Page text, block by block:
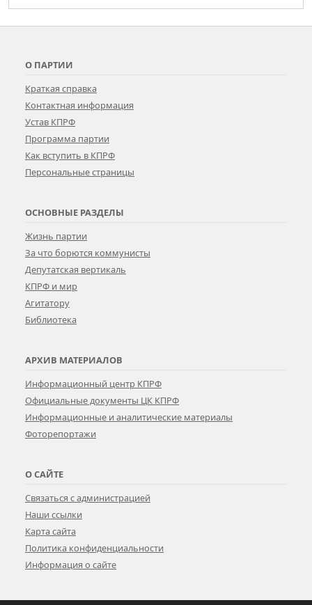
О ПАРТИИ
Краткая справка
Контактная информация
Устав КПРФ
Программа партии
Как вступить в КПРФ
Персональные страницы
ОСНОВНЫЕ РАЗДЕЛЫ
Жизнь партии
За что борются коммунисты
Депутатская вертикаль
КПРФ и мир
Агитатору
Библиотека
АРХИВ МАТЕРИАЛОВ
Информационный центр КПРФ
Официальные документы ЦК КПРФ
Информационные и аналитические материалы
Фоторепортажи
О САЙТЕ
Связаться с администрацией
Наши ссылки
Карта сайта
Политика конфиденциальности
Информация о сайте